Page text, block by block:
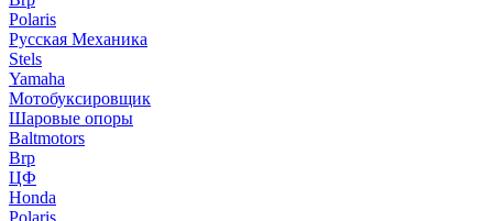
Polaris
Русская Механика
Stels
Yamaha
Мотобуксировщик
Шаровые опоры
Baltmotors
Brp
ЦФ
Honda
Polaris